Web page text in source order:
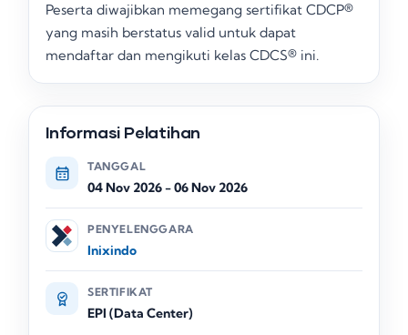
Peserta diwajibkan memegang sertifikat CDCP®
yang masih berstatus valid untuk dapat
mendaftar dan mengikuti kelas CDCS® ini.
Informasi Pelatihan
TANGGAL
04 Nov 2026-06 Nov 2026
PENYELENGGARA
Inixindo
SERTIFIKAT
EPI (Data Center)